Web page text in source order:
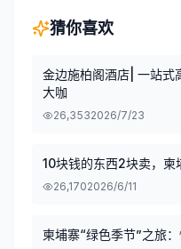
猜你喜欢
金边施柏阁酒店| 一站式
大咖
26,3532026/7/23
10块钱的东西2块卖，柬
26,1702026/6/11
柬埔寨“绿色季节”之旅